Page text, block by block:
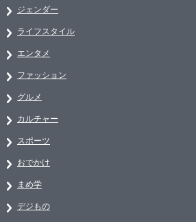
ジェンダー
ライフスタイル
エンタメ
ファッション
グルメ
カルチャー
スポーツ
おでかけ
まめ学
デジもの